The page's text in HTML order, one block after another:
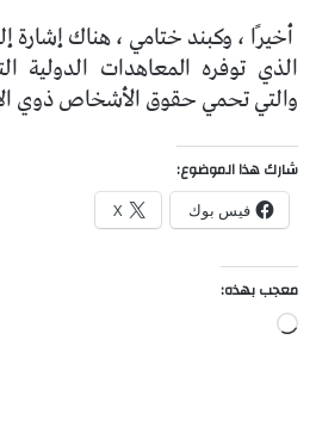
أخيرًا ، وكبند ختامي ، هناك إشارة
الذي توفره المعاهدات الدولية
والتي تحمي حقوق الأشخاص ذوي
شارك هذا الموضوع:
فيس بوك X
معجب بهذه:
جاري